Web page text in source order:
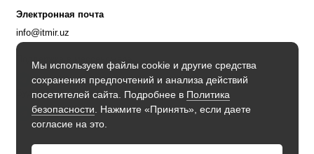
Мы используем файлы cookie и другие средства
сохранения предпочтений и анализа действий
посетителей сайта. Подробнее в Политика
безопасности . Нажмите «Принять», если даете
согласие на это.
Электронная почта
info@itmir.uz
Поддержка в мессенджере
Будьте в курсе наших новостей!